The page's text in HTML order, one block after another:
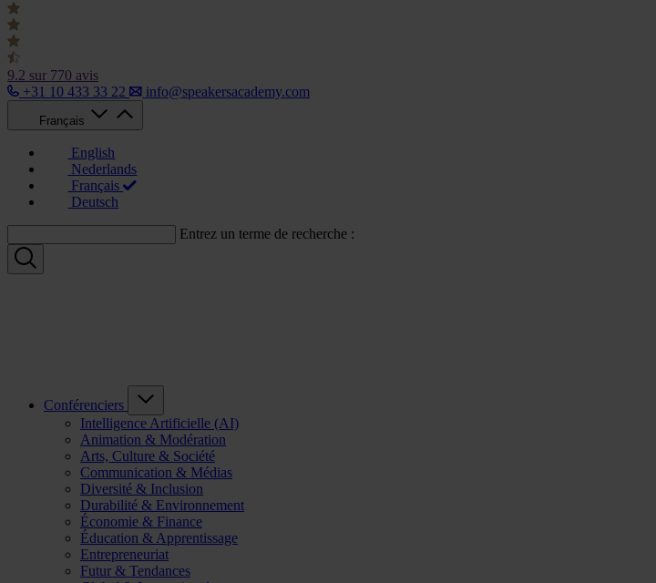
9.2 sur 770 avis
+31 10 433 33 22
info@speakersacademy.com
Français
English
Nederlands
Français
Deutsch
Entrez un terme de recherche :
Conférenciers
Intelligence Artificielle (AI)
Animation & Modération
Arts, Culture & Société
Communication & Médias
Diversité & Inclusion
Durabilité & Environnement
Économie & Finance
Éducation & Apprentissage
Entrepreneuriat
Futur & Tendances